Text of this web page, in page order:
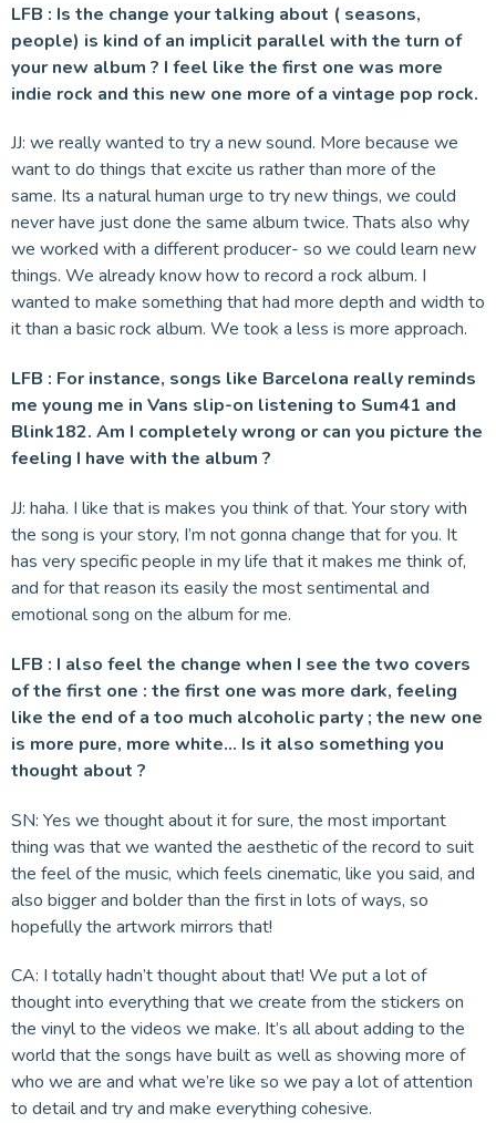
LFB : Is the change your talking about ( seasons,
people) is kind of an implicit parallel with the turn of
your new album ? I feel like the first one was more
indie rock and this new one more of a vintage pop rock.
JJ: we really wanted to try a new sound. More because we
want to do things that excite us rather than more of the
same. Its a natural human urge to try new things, we could
never have just done the same album twice. Thats also why
we worked with a different producer- so we could learn new
things. We already know how to record a rock album. I
wanted to make something that had more depth and width to
it than a basic rock album. We took a less is more approach.
LFB : For instance, songs like Barcelona really reminds
me young me in Vans slip-on listening to Sum41 and
Blink182. Am I completely wrong or can you picture the
feeling I have with the album ?
JJ: haha. I like that is makes you think of that. Your story with
the song is your story, I’m not gonna change that for you. It
has very specific people in my life that it makes me think of,
and for that reason its easily the most sentimental and
emotional song on the album for me.
LFB : I also feel the change when I see the two covers
of the first one : the first one was more dark, feeling
like the end of a too much alcoholic party ; the new one
is more pure, more white… Is it also something you
thought about ?
SN: Yes we thought about it for sure, the most important
thing was that we wanted the aesthetic of the record to suit
the feel of the music, which feels cinematic, like you said, and
also bigger and bolder than the first in lots of ways, so
hopefully the artwork mirrors that!
CA: I totally hadn’t thought about that! We put a lot of
thought into everything that we create from the stickers on
the vinyl to the videos we make. It’s all about adding to the
world that the songs have built as well as showing more of
who we are and what we’re like so we pay a lot of attention
to detail and try and make everything cohesive.